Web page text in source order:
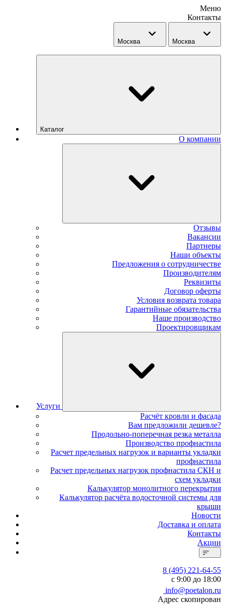
Меню
Контакты
Москва Москва
Каталог
О компании
Отзывы
Вакансии
Партнеры
Наши объекты
Предложения о сотрудничестве
Производителям
Реквизиты
Договор оферты
Условия возврата товара
Гарантийные обязательства
Наше производство
Проектировщикам
Услуги
Расчёт кровли и фасада
Вам предложили дешевле?
Продольно-поперечная резка металла
Производство профнастила
Расчет предельных нагрузок и варианты укладки
профнастила
Расчет предельных нагрузок профнастила СКН и
схем укладки
Калькулятор монолитного перекрытия
Калькулятор расчёта водосточной системы для
крыши
Новости
Доставка и оплата
Контакты
Акции
8 (495) 221-64-55
с 9:00 до 18:00
info@poetalon.ru
Адрес скопирован